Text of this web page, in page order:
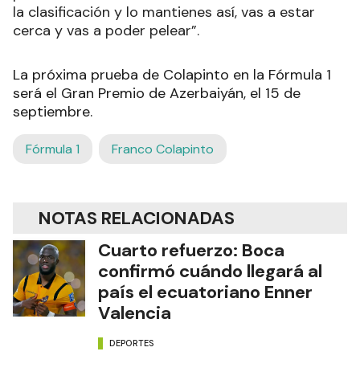
la clasificación y lo mantienes así, vas a estar
cerca y vas a poder pelear”.
La próxima prueba de Colapinto en la Fórmula 1
será el Gran Premio de Azerbaiyán, el 15 de
septiembre.
Fórmula 1 Franco Colapinto
NOTAS RELACIONADAS
Cuarto refuerzo: Boca
confirmó cuándo llegará al
país el ecuatoriano Enner
Valencia
DEPORTES